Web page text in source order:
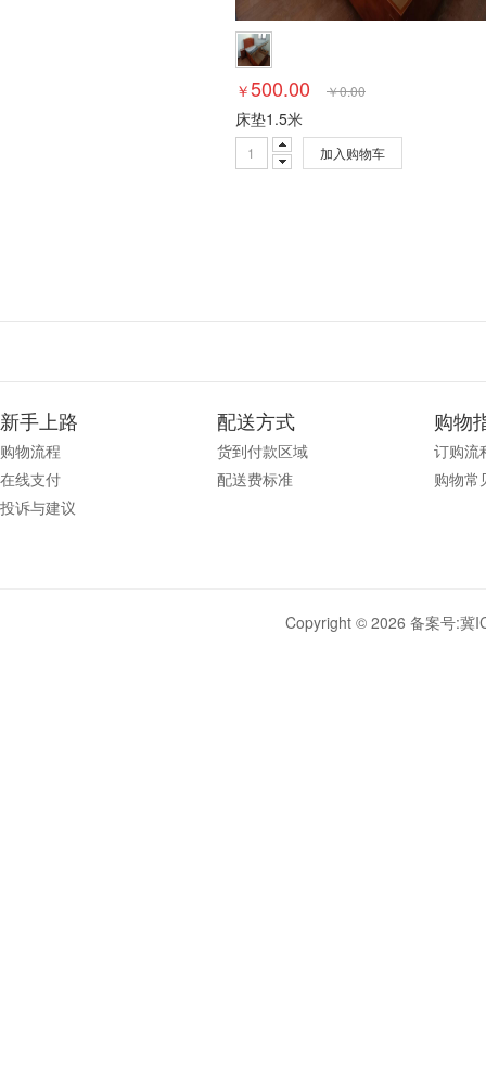
￥500.00 ￥0.00
床垫1.5米
加入购物车
新手上路
购物流程
在线支付
投诉与建议
配送方式
货到付款区域
配送费标准
购物
订购流
购物常
Copyright © 2026 备案号:冀